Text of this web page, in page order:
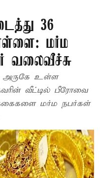
36
மர்ம
வலைவீச்சு
அருகே உள்ள
வீட்டில் பீரோவை
மர்ம நபர்கள்